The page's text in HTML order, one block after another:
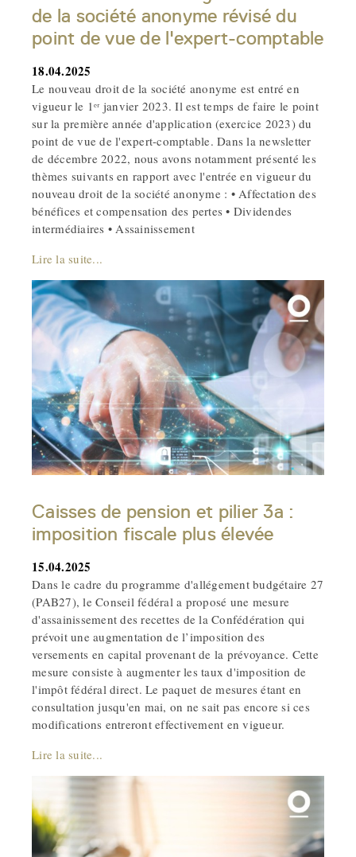
de la société anonyme révisé du
point de vue de l'expert-comptable
18.04.2025
Le nouveau droit de la société anonyme est entré en
vigueur le 1ᵉʳ janvier 2023. Il est temps de faire le point
sur la première année d'application (exercice 2023) du
point de vue de l'expert-comptable. Dans la newsletter
de décembre 2022, nous avons notamment présenté les
thèmes suivants en rapport avec l'entrée en vigueur du
nouveau droit de la société anonyme : • Affectation des
bénéfices et compensation des pertes • Dividendes
intermédiaires • Assainissement
Lire la suite...
Caisses de pension et pilier 3a :
imposition fiscale plus élevée
15.04.2025
Dans le cadre du programme d'allégement budgétaire 27
(PAB27), le Conseil fédéral a proposé une mesure
d'assainissement des recettes de la Confédération qui
prévoit une augmentation de l’imposition des
versements en capital provenant de la prévoyance. Cette
mesure consiste à augmenter les taux d'imposition de
l'impôt fédéral direct. Le paquet de mesures étant en
consultation jusqu'en mai, on ne sait pas encore si ces
modifications entreront effectivement en vigueur.
Lire la suite...